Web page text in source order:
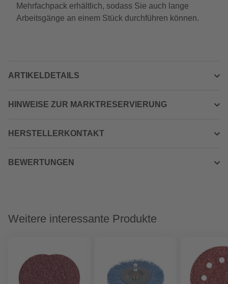
Mehrfachpack erhältlich, sodass Sie auch lange
Arbeitsgänge an einem Stück durchführen können.
ARTIKELDETAILS
HINWEISE ZUR MARKTRESERVIERUNG
HERSTELLERKONTAKT
BEWERTUNGEN
Weitere interessante Produkte